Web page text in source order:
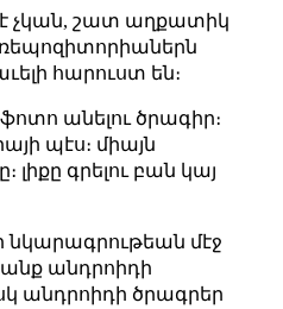
չկան, շատ աղքատիկ
ռեպոզիտորիաներն
հարուստ են։
ֆոտո անելու ծրագիր։
պէս։ միայն
լիքը գրելու բան կայ
նկարագրութեան մէջ
անդրոիդի
անդրոիդի ծրագրեր